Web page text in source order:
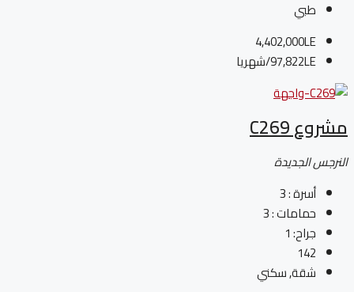
طبي
4,402,000LE
97,822LE/شهريا
مشروع C269
النرجس الجديدة
أسرة :3
حمامات :3
جراح:1
142
شقة, سكني